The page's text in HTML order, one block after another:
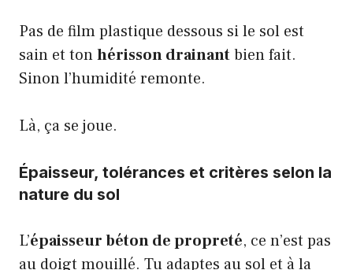
Pas de film plastique dessous si le sol est
sain et tonhérisson drainantbien fait.
Sinon l’humidité remonte.
Là, ça se joue.
Épaisseur, tolérances et critères selon la
nature du sol
L’épaisseur béton de propreté, ce n’est pas
au doigt mouillé. Tu adaptes au sol et à la